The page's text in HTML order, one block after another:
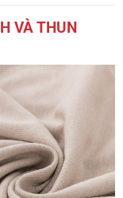
VÀ THUN